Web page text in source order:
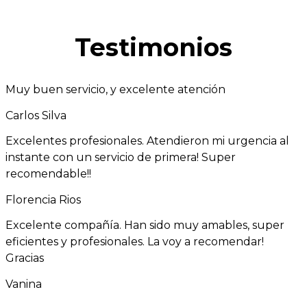
Testimonios
Muy buen servicio, y excelente atención
Carlos Silva
Excelentes profesionales. Atendieron mi urgencia al
instante con un servicio de primera! Super
recomendable!!
Florencia Rios
Excelente compañía. Han sido muy amables, super
eficientes y profesionales. La voy a recomendar!
Gracias
Vanina